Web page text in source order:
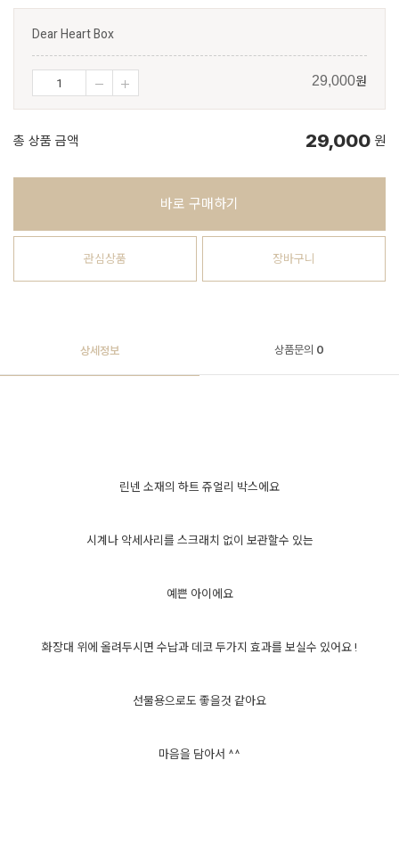
Dear Heart Box
29,000원
총 상품 금액 29,000 원
바로 구매하기
관심상품 장바구니
상세정보 상품문의 0
린넨 소재의 하트 쥬얼리 박스에요
시계나 악세사리를 스크래치 없이 보관할수 있는
예쁜 아이에요
화장대 위에 올려두시면 수납과 데코 두가지 효과를 보실수 있어요 !
선물용으로도 좋을것 같아요
마음을 담아서 ^^